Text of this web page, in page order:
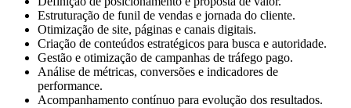
Estruturação de funil de vendas e jornada do cliente.
Otimização de site, páginas e canais digitais.
Criação de conteúdos estratégicos para busca e autoridade.
Gestão e otimização de campanhas de tráfego pago.
Análise de métricas, conversões e indicadores de
performance.
Acompanhamento contínuo para evolução dos resultados.